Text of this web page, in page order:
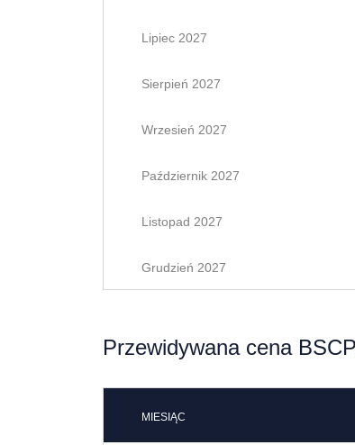
Lipiec 2027
Sierpień 2027
Wrzesień 2027
Październik 2027
Listopad 2027
Grudzień 2027
Przewidywana cena
MIESIĄC